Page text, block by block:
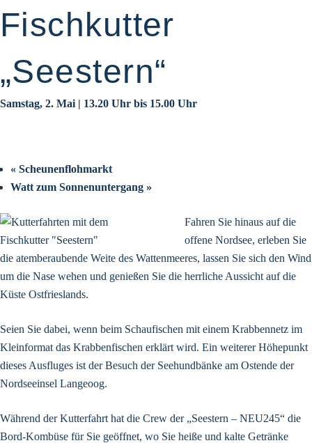
Fischkutter
„Seestern“
Samstag, 2. Mai | 13.20 Uhr bis 15.00 Uhr
« Scheunenflohmarkt
Watt zum Sonnenuntergang »
Fahren Sie hinaus auf die
offene Nordsee, erleben Sie
die atemberaubende Weite des Wattenmeeres, lassen Sie sich den Wind
um die Nase wehen und genießen Sie die herrliche Aussicht auf die
Küste Ostfrieslands.
Seien Sie dabei, wenn beim Schaufischen mit einem Krabbennetz im
Kleinformat das Krabbenfischen erklärt wird. Ein weiterer Höhepunkt
dieses Ausfluges ist der Besuch der Seehundbänke am Ostende der
Nordseeinsel Langeoog.
Während der Kutterfahrt hat die Crew der „Seestern – NEU245“ die
Bord-Kombüse für Sie geöffnet, wo Sie heiße und kalte Getränke